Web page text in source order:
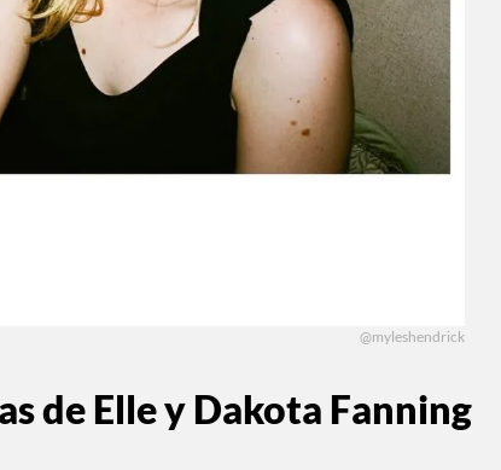
@myleshendrick
de Elle y Dakota Fanning